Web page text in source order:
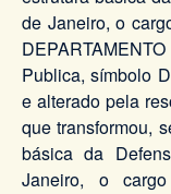
de Janeiro, o
Publica, símbolo
e alterado pela
que transformou,
básica da
Janeiro, o